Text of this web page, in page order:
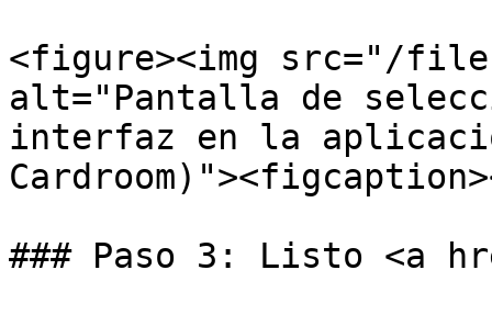
<figure><img src="/files/
alt="Pantalla de
interfaz en la
### Paso 3: Listo <a